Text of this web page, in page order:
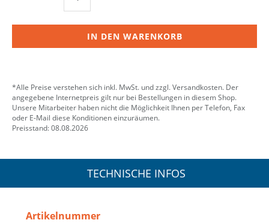
IN DEN WARENKORB
*Alle Preise verstehen sich inkl. MwSt. und zzgl. Versandkosten. Der
angegebene Internetpreis gilt nur bei Bestellungen in diesem Shop.
Unsere Mitarbeiter haben nicht die Möglichkeit Ihnen per Telefon, Fax
oder E-Mail diese Konditionen einzuräumen.
Preisstand: 08.08.2026
TECHNISCHE INFOS
Artikelnummer